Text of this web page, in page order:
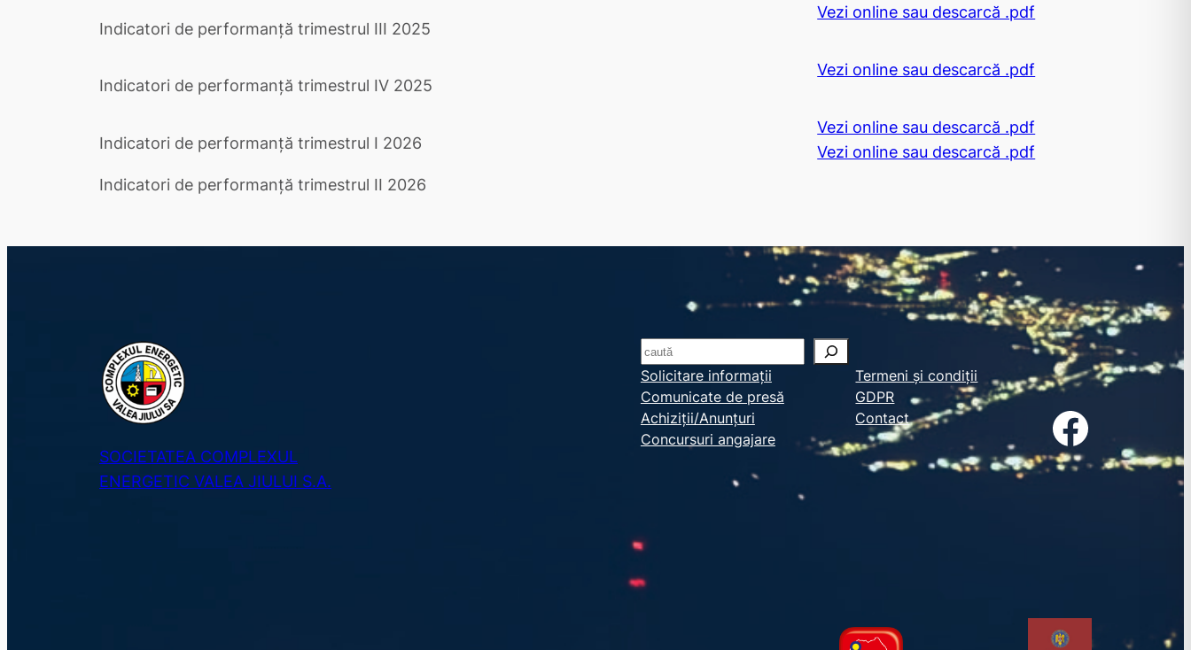
Indicatori de performanță trimestrul III 2025
Vezi online sau descarcă .pdf
Indicatori de performanță trimestrul IV 2025
Vezi online sau descarcă .pdf
Indicatori de performanță trimestrul I 2026
Indicatori de performanță trimestrul II 2026
Vezi online sau descarcă .pdf
Vezi online sau descarcă .pdf
SOCIETATEA COMPLEXUL
ENERGETIC VALEA JIULUI S.A.
S
e
a
r
c
Solicitare informații
Comunicate de presă
Achiziții/Anunțuri
Concursuri angajare
Termeni și condiții
GDPR
Contact
Facebook